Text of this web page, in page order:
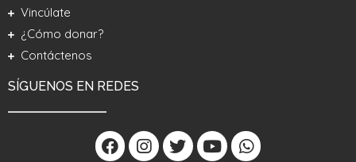
Vincúlate
¿Cómo donar?
Contáctenos
SÍGUENOS EN REDES